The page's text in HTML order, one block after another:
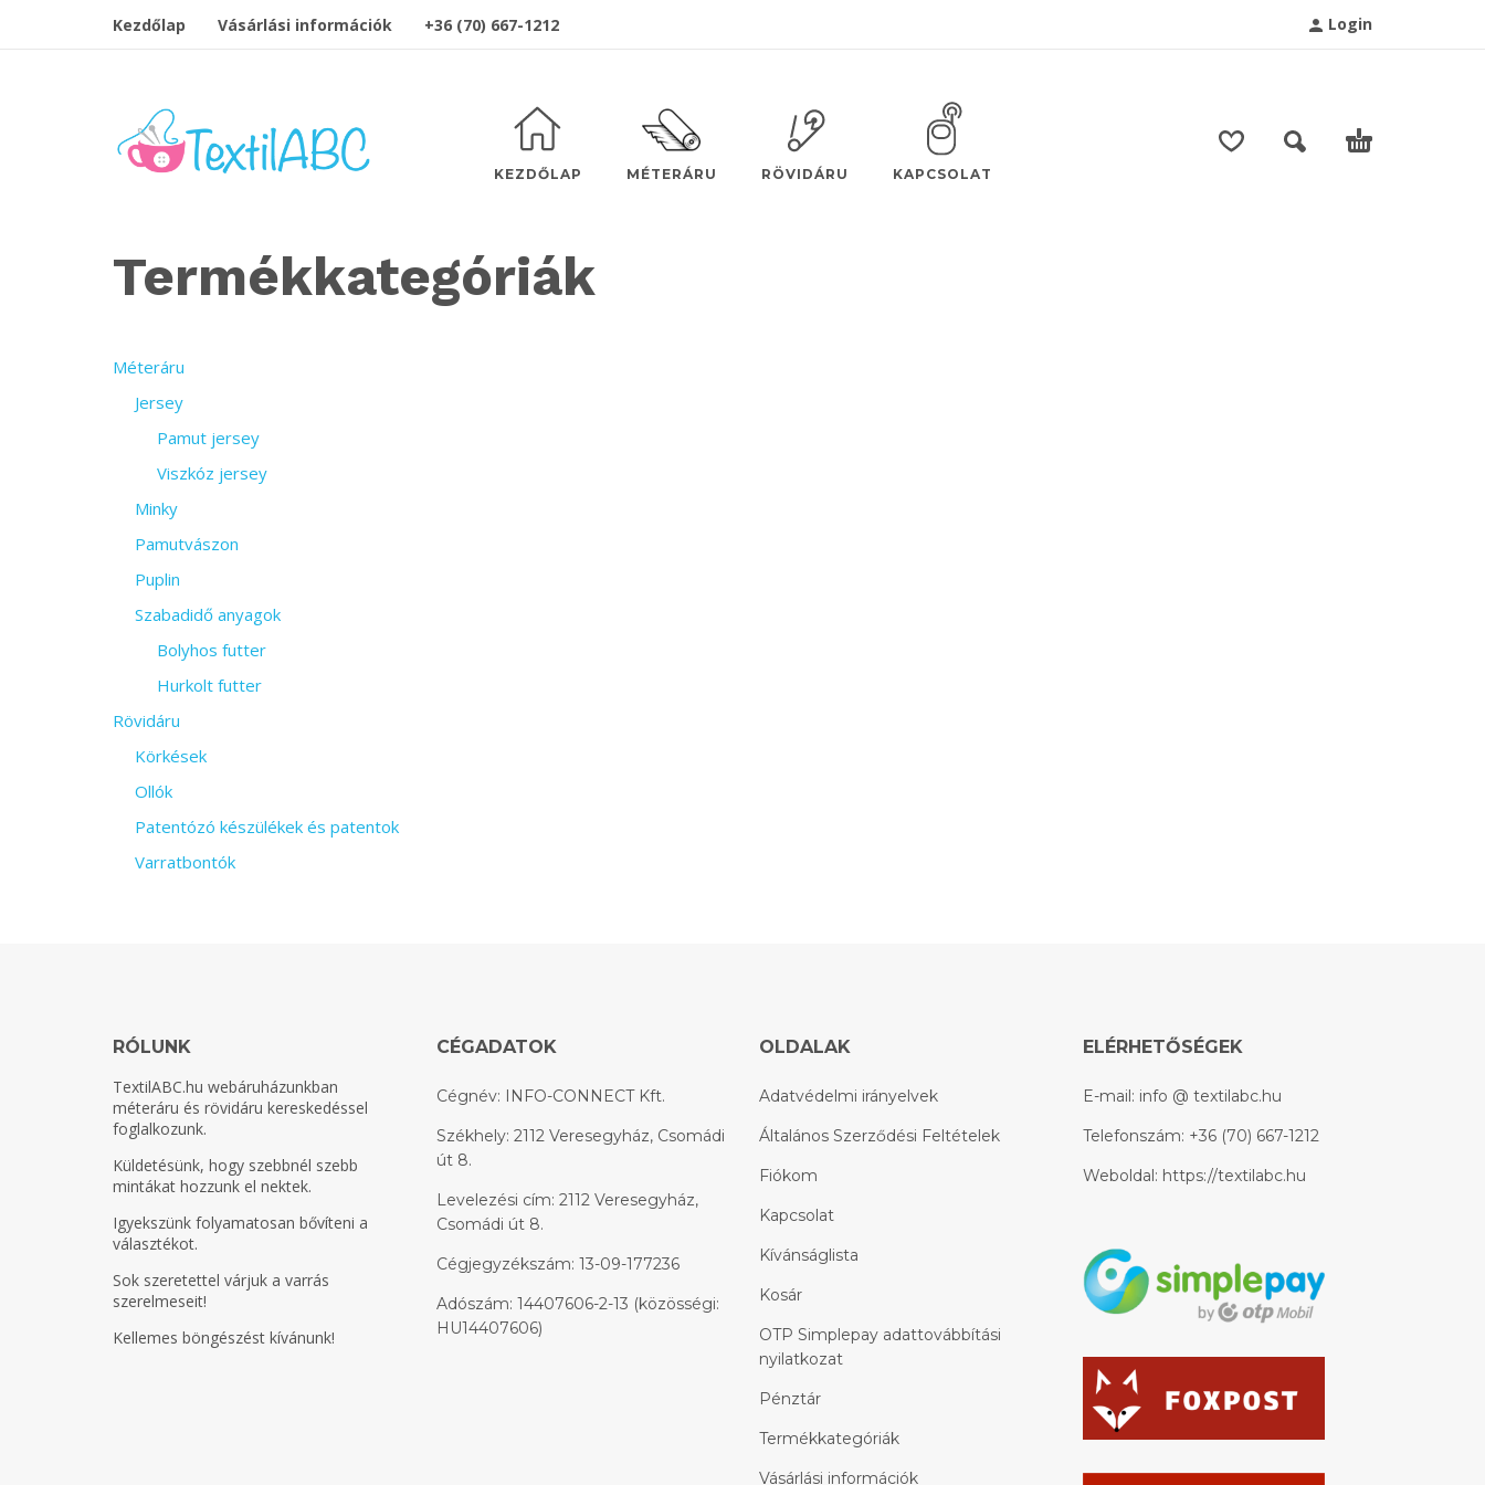
Kezdőlap Vásárlási információk +36 (70) 667-1212 Login
KEZDŐLAP MÉTERÁRU RÖVIDÁRU KAPCSOLAT
Termékkategóriák
Méteráru
Jersey
Pamut jersey
Viszkóz jersey
Minky
Pamutvászon
Puplin
Szabadidő anyagok
Bolyhos futter
Hurkolt futter
Rövidáru
Körkések
Ollók
Patentózó készülékek és patentok
Varratbontók
RÓLUNK
TextilABC.hu webáruházunkban
méteráru és rövidáru kereskedéssel
foglalkozunk.
Küldetésünk, hogy szebbnél szebb
mintákat hozzunk el nektek.
Igyekszünk folyamatosan bővíteni a
választékot.
Sok szeretettel várjuk a varrás
szerelmeseit!
Kellemes böngészést kívánunk!
CÉGADATOK
Cégnév: INFO-CONNECT Kft.
Székhely: 2112 Veresegyház, Csomádi
út 8.
Levelezési cím: 2112 Veresegyház,
Csomádi út 8.
Cégjegyzékszám: 13-09-177236
Adószám: 14407606-2-13 (közösségi:
HU14407606)
OLDALAK
Adatvédelmi irányelvek
Általános Szerződési Feltételek
Fiókom
Kapcsolat
Kívánságlista
Kosár
OTP Simplepay adattovábbítási
nyilatkozat
Pénztár
Termékkategóriák
Vásárlási információk
ELÉRHETŐSÉGEK
E-mail: info @ textilabc.hu
Telefonszám: +36 (70) 667-1212
Weboldal: https://textilabc.hu